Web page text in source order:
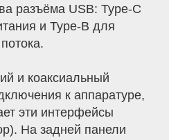
разъёма USB: Type-C
и Type-B для
и коаксиальный
к аппаратуре,
эти интерфейсы
На задней панели